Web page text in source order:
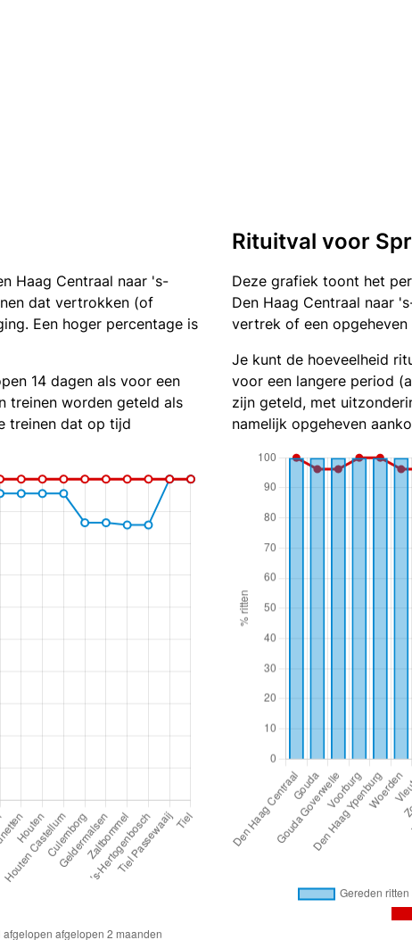
Haag Centraal naar 's-
dat vertrokken (of
Een hoger percentage is
14 dagen als voor een
treinen worden geteld als
treinen dat op tijd
Rituitval voor
Deze grafiek toont het
Den Haag Centraal naar
vertrek of een
Je kunt de hoeveelheid
voor een langere period
zijn geteld, met
namelijk opgeheven